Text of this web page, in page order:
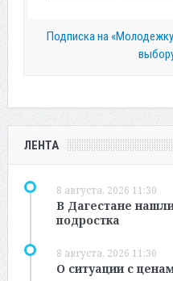
Подписка на
ЛЕНТА
8 августа, 2026 11:30
В Дагестане
подростка
8 августа, 2026 11:30
О ситуации с